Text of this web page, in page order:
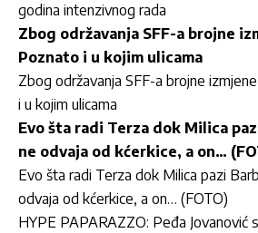
godina intenzivnog rada
Zbog održavanja SFF-a brojne
Poznato i u kojim ulicama
Zbog održavanja SFF-a brojne
i u kojim ulicama
Evo šta radi Terza dok Milica
ne odvaja od kćerkice, a on…
Evo šta radi Terza dok Milica pazi
odvaja od kćerkice, a on… (FOTO)
HYPE PAPARAZZO: Peđa Jovanović